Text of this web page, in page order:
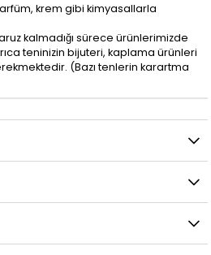
krem gibi kimyasallarla
kalmadığı sürece ürünlerimizde
teninizin bijuteri, kaplama ürünleri
(Bazı tenlerin karartma